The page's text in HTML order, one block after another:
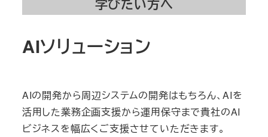
学びたい方へ
AIソリューション
AIの開発から周辺システムの開発はもちろん、AIを
活用した業務企画支援から運用保守まで貴社のAI
ビジネスを幅広くご支援させていただきます。